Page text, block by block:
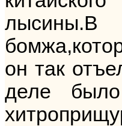
лысины.В
он так
деле